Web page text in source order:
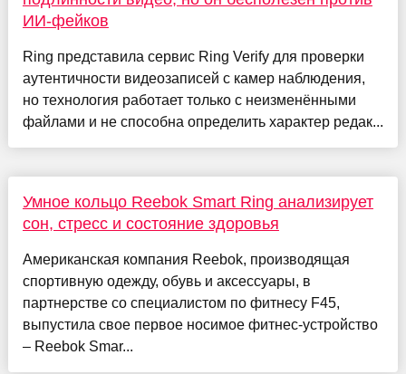
ИИ-фейков
Ring представила сервис Ring Verify для проверки
аутентичности видеозаписей с камер наблюдения,
но технология работает только с неизменёнными
файлами и не способна определить характер редак...
Умное кольцо Reebok Smart Ring анализирует
сон, стресс и состояние здоровья
Американская компания Reebok, производящая
спортивную одежду, обувь и аксессуары, в
партнерстве со специалистом по фитнесу F45,
выпустила свое первое носимое фитнес-устройство
– Reebok Smar...